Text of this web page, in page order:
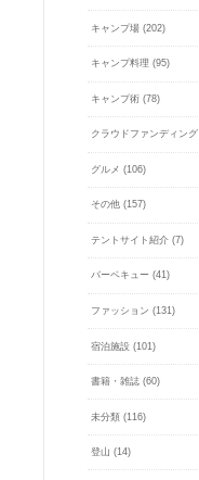
キャンプ場 (202)
キャンプ料理 (95)
キャンプ術 (78)
クラウドファンディング
グルメ (106)
その他 (157)
テントサイト紹介 (7)
バーベキュー (41)
ファッション (131)
宿泊施設 (101)
書籍・雑誌 (60)
未分類 (116)
登山 (14)